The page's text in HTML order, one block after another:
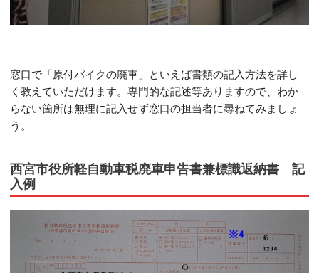
窓口で「原付バイクの廃車」といえば書類の記入方法を詳し
く教えていただけます。専門的な記述等ありますので、わか
らない箇所は無理に記入せず窓口の担当者に尋ねてみましょ
う。
西宮市役所軽自動車税廃車申告書兼標識返納書 記
入例